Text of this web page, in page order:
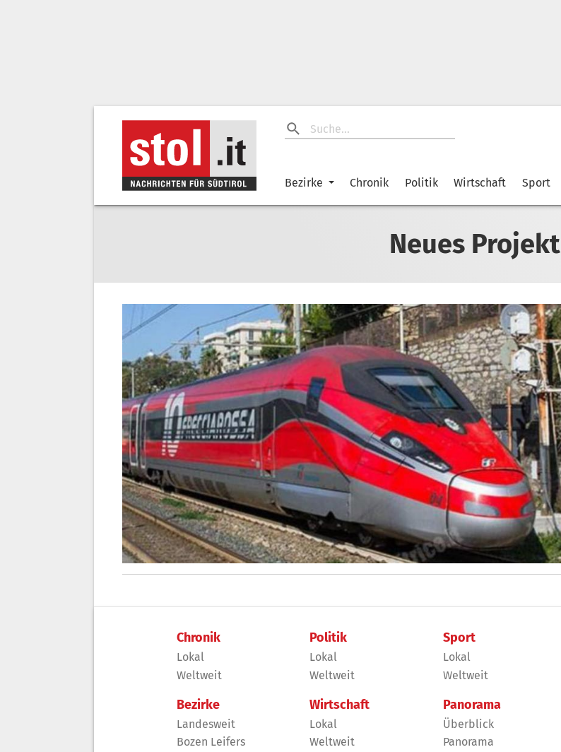
Bezirke Chronik Politik Wirtschaft Sport
Neues Projekt
Chronik
Lokal
Weltweit
Bezirke
Landesweit
Bozen Leifers
Politik
Lokal
Weltweit
Wirtschaft
Lokal
Weltweit
Sport
Lokal
Weltweit
Panorama
Überblick
Panorama